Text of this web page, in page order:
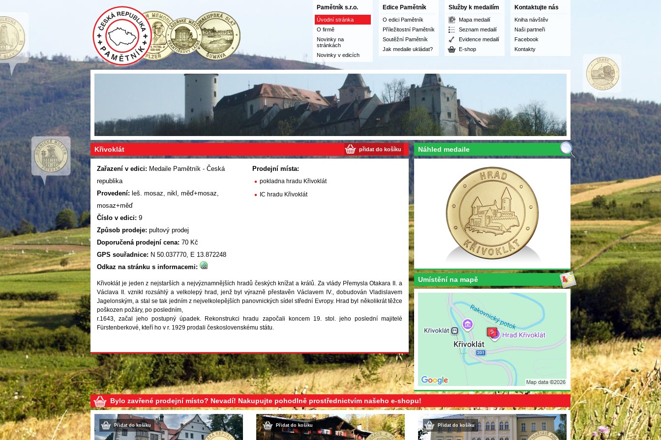
Pamětník s.r.o.
Úvodní stránka
O firmě
Novinky na
stránkách
Novinky v edicích
Edice Pamětník
O edici Pamětník
Příležitostní Pamětník
Soutěžní Pamětník
Jak medaile ukládat?
Služby k medailím
Mapa medailí
Seznam medailí
Evidence medailí
E-shop
Kontaktujte nás
Kniha návštěv
Naši partneři
Facebook
Kontakty
Křivoklát přidat do košíku
Zařazení v edici: Medaile Pamětník - Česká
republika
Provedení: leš. mosaz, nikl, měď+mosaz,
mosaz+měď
Číslo v edici: 9
Způsob prodeje: pultový prodej
Doporučená prodejní cena: 70 Kč
GPS souřadnice: N 50.037770, E 13.872248
Odkaz na stránku s informacemi:
Prodejní místa:
pokladna hradu Křivoklát
IC hradu Křivoklát
Křivoklát je jeden z nejstarších a nejvýznamnějších hradů českých knížat a králů. Za vlády Přemysla Otakara II. a
Václava II. vznikl rozsáhlý a velkolepý hrad, jenž byl výrazně přestavěn Václavem IV., dobudován Vladislavem
Jagelonským, a stal se tak jedním z nejvelkolepějších panovnických sídel střední Evropy. Hrad byl několikrát těžce
poškozen požáry, po posledním,
r.1643, začal jeho postupný úpadek. Rekonstrukci hradu započali koncem 19. stol. jeho poslední majitelé
Fürstenberkové, kteří ho v r. 1929 prodali československému státu.
Náhled medaile
Umístění na mapě
Bylo zavřené prodejní místo? Nevadí! Nakupujte pohodlně prostřednictvím našeho e-shopu!
Přidat do košíku Přidat do košíku Přidat do košíku